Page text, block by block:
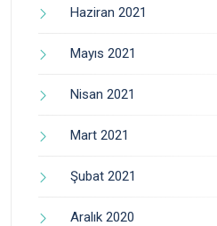
Haziran 2021
Mayıs 2021
Nisan 2021
Mart 2021
Şubat 2021
Aralık 2020